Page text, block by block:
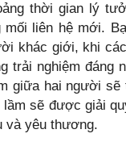
thời gian lý
mối liên hệ mới.
khác giới, khi
trải nghiệm đáng
giữa hai người sẽ
lầm sẽ được giải
và yêu thương.